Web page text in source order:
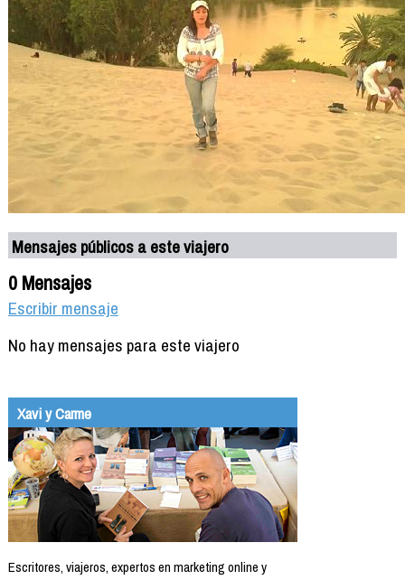
Mensajes públicos a este viajero
0 Mensajes
Escribir mensaje
No hay mensajes para este viajero
Xavi y Carme
Escritores, viajeros, expertos en marketing online y